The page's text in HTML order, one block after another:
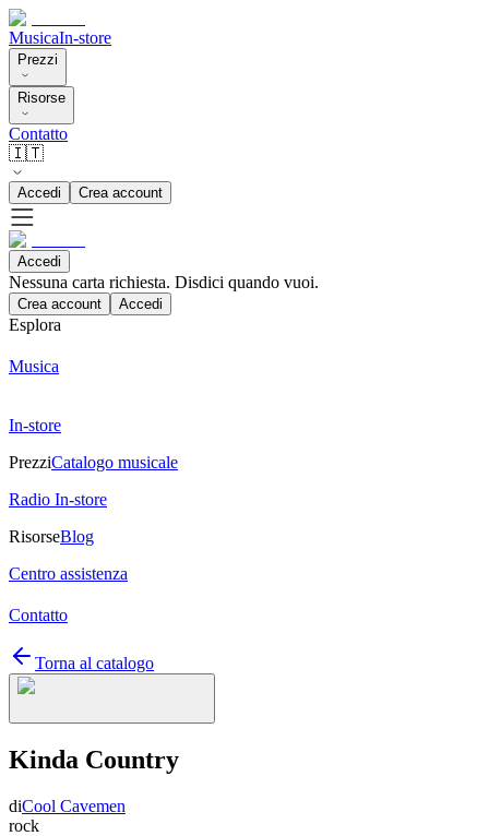
MusicaIn-store
Prezzi
Risorse
Contatto
🇮🇹
Accedi Crea account
Accedi
Nessuna carta richiesta. Disdici quando vuoi.
Crea account Accedi
Esplora
Musica
In-store
PrezziCatalogo musicale
Radio In-store
RisorseBlog
Centro assistenza
Contatto
Torna al catalogo
Kinda Country
diCool Cavemen
rock